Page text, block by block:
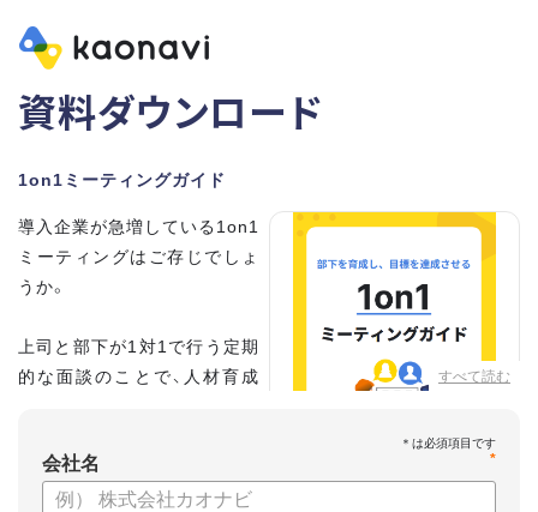
資料ダウンロード
1on1ミーティングガイド
すべて読む
導入企業が急増している1on1
ミーティングはご存じでしょ
うか。
上司と部下が1対1で行う定期
的な面談のことで、人材育成
こちらの資料では、
*
会社名